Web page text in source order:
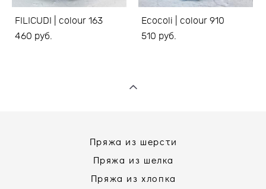
FILICUDI | colour 163
460 pуб.
Ecocoli | colour 910
510 pуб.
Пряжа из шерсти
Пряжа из шелка
Пряжа из хлопка